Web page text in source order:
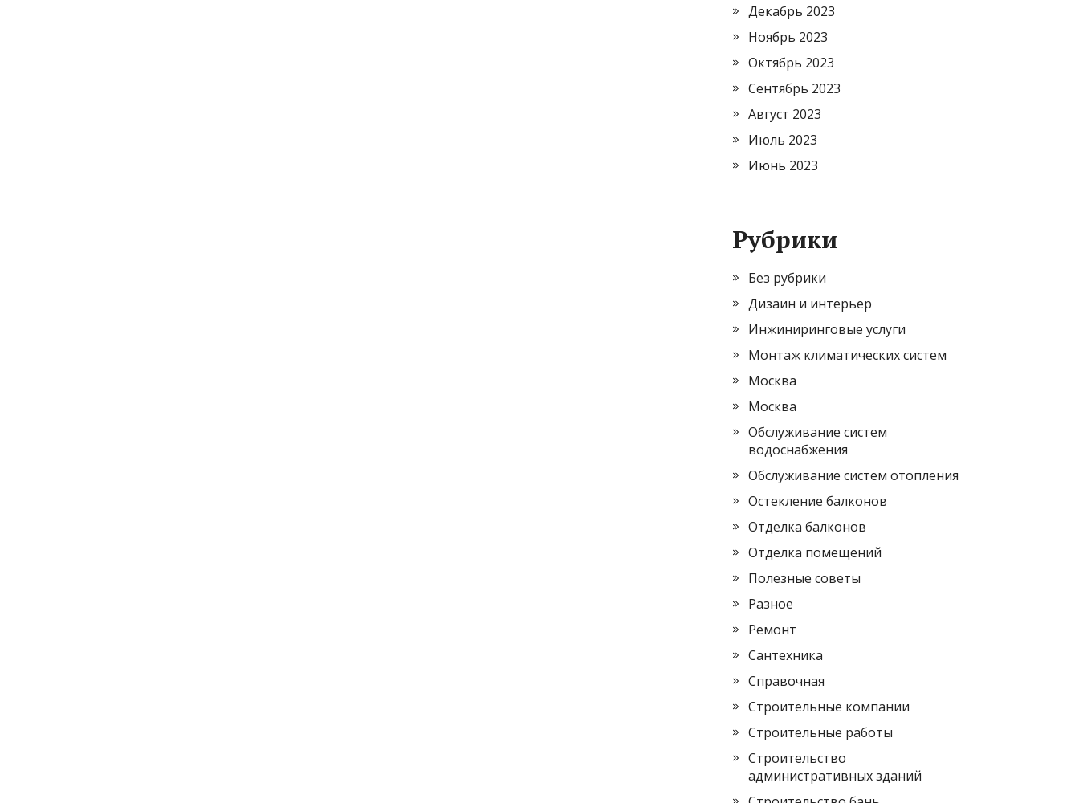
Декабрь 2023
Ноябрь 2023
Октябрь 2023
Сентябрь 2023
Август 2023
Июль 2023
Июнь 2023
Рубрики
Без рубрики
Дизаин и интерьер
Инжиниринговые услуги
Монтаж климатических систем
Москва
Москва
Обслуживание систем
водоснабжения
Обслуживание систем отопления
Остекление балконов
Отделка балконов
Отделка помещений
Полезные советы
Разное
Ремонт
Сантехника
Справочная
Строительные компании
Строительные работы
Строительство
административных зданий